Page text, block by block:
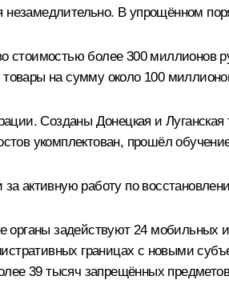
В упрощённом
стоимостью более 300
на сумму около 100
Созданы Донецкая и
укомплектован, прошёл
активную работу по
органы задействуют 24
границах с новыми
39 тысяч запрещённых